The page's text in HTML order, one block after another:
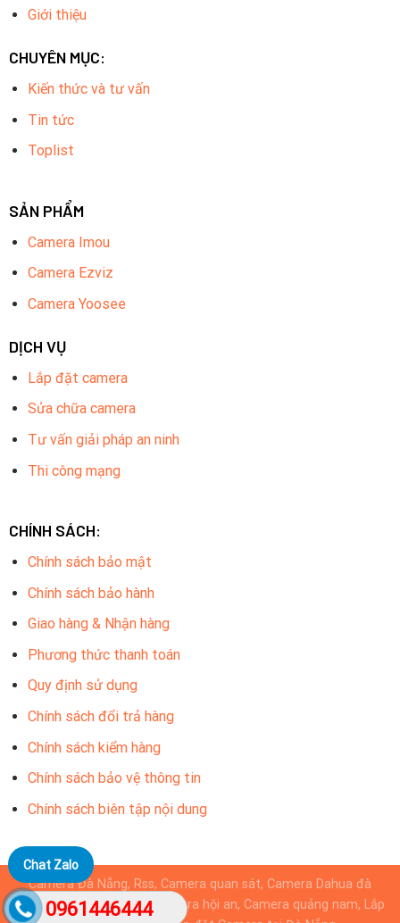
Giới thiệu
CHUYÊN MỤC:
Kiến thức và tư vấn
Tin tức
Toplist
SẢN PHẨM
Camera Imou
Camera Ezviz
Camera Yoosee
DỊCH VỤ
Lắp đặt camera
Sửa chữa camera
Tư vấn giải pháp an ninh
Thi công mạng
CHÍNH SÁCH:
Chính sách bảo mật
Chính sách bảo hành
Giao hàng & Nhận hàng
Phương thức thanh toán
Quy định sử dụng
Chính sách đổi trả hàng
Chính sách kiểm hàng
Chính sách bảo vệ thông tin
Chính sách biên tập nội dung
Camera Đà Nẵng, Rss, Camera quan sát, Camera Dahua đà
nẵng, Camera KBvision, camera hội an, Camera quảng nam, Lắp
Chat Zalo
0961446444